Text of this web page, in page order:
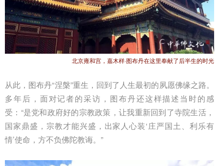
北京雍和宫，嘉木样·图布丹在这里奉献了后半生的时光
从此，图布丹“涅槃”重生，回到了人生最初的夙愿佛缘之路。
多年后，面对记者的采访，图布丹还这样描述当时的感
受：“是党和政府好的宗教政策，让我重新回到了寺院生活，
国家鼎盛，宗教才能兴盛，出家人心装‘庄严国土、利乐有
情’使命，方不负佛陀教诲。”